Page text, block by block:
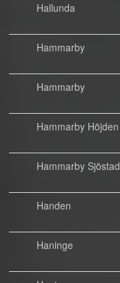
Hallunda
Hammarby
Hammarby
Hammarby Höjden
Hammarby Sjöstad
Handen
Haninge